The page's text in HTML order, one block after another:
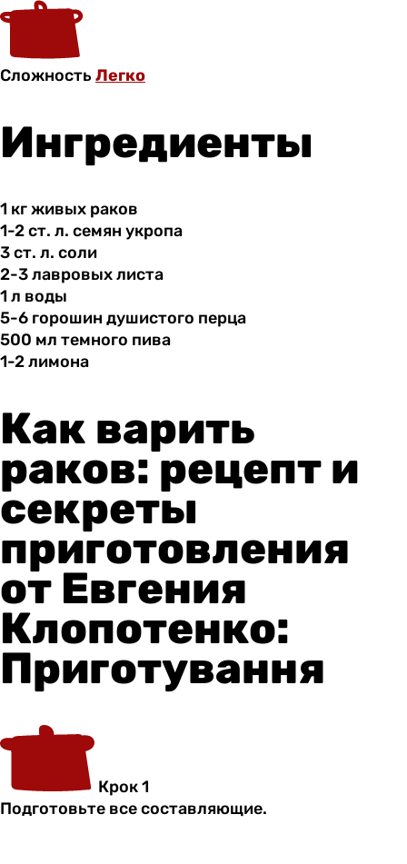
Сложность Легко
Ингредиенты
1 кгживых раков
1-2 ст. л. семян укропа
3 ст. л. соли
2-3 лавровыхлиста
1 л воды
5-6 горошин душистого перца
500 мл темного пива
1-2 лимона
Как варить
раков: рецепт и
секреты
приготовления
от Евгения
Клопотенко:
Приготування
Крок 1
Подготовьте все составляющие.